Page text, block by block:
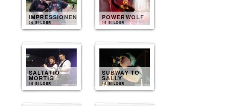
IMPRESSIONEN
30 BILDER
POWERWOLF
15 BILDER
SALTATIO
MORTIS
15 BILDER
SUBWAY TO
SALLY
15 BILDER